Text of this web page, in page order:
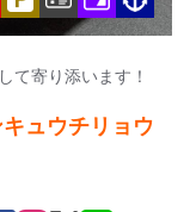
て寄り添います！
ュウチリョウ